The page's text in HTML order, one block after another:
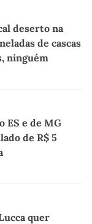
deserto na
de cascas
ninguém
ES e de MG
de R$ 5
quer